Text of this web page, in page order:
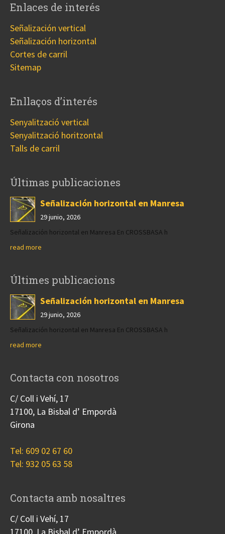
Enlaces de interés
Señalización vertical
Señalización horizontal
Cortes de carril
Sitemap
Enllaços d’interés
Senyalització vertical
Senyalització horitzontal
Talls de carril
Últimas publicaciones
Señalización horizontal en Manresa
29 junio, 2026
Señalización horizontal en Manresa En CROSSBASA h
read more
Últimes publicacions
Señalización horizontal en Manresa
29 junio, 2026
Señalización horizontal en Manresa En CROSSBASA h
read more
Contacta con nosotros
C/ Coll i Vehí, 17
17100, La Bisbal d’ Empordà
Girona
Tel: 609 02 67 60
Tel: 932 05 63 58
Contacta amb nosaltres
C/ Coll i Vehí, 17